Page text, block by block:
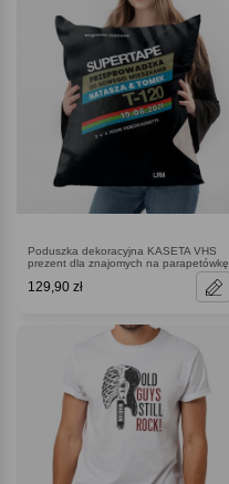
Poduszka dekoracyjna KASETA VHS
prezent dla znajomych na parapetówkę
129,90 zł